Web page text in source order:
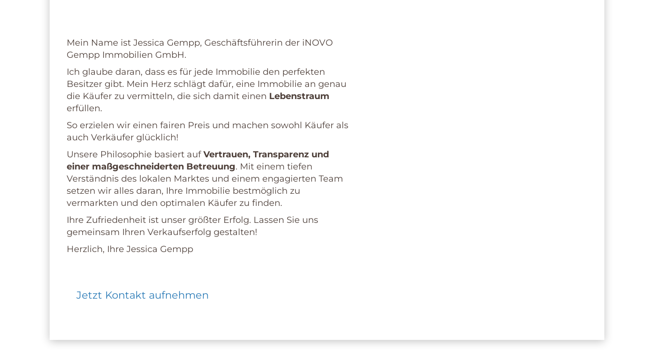
Mein Name ist Jessica Gempp, Geschäftsführerin der iNOVO
Gempp Immobilien GmbH.
Ich glaube daran, dass es für jede Immobilie den perfekten
Besitzer gibt. Mein Herz schlägt dafür, eine Immobilie an genau
die Käufer zu vermitteln, die sich damit einen Lebenstraum
erfüllen.
So erzielen wir einen fairen Preis und machen sowohl Käufer als
auch Verkäufer glücklich!
Unsere Philosophie basiert aufVertrauen, Transparenz und
einer maßgeschneiderten Betreuung. Mit einem tiefen
Verständnis des lokalen Marktes und einem engagierten Team
setzen wir alles daran, Ihre Immobilie bestmöglich zu
vermarkten und den optimalen Käufer zu finden.
Ihre Zufriedenheit ist unser größter Erfolg. Lassen Sie uns
gemeinsam Ihren Verkaufserfolg gestalten!
Herzlich, Ihre Jessica Gempp
Jetzt Kontakt aufnehmen